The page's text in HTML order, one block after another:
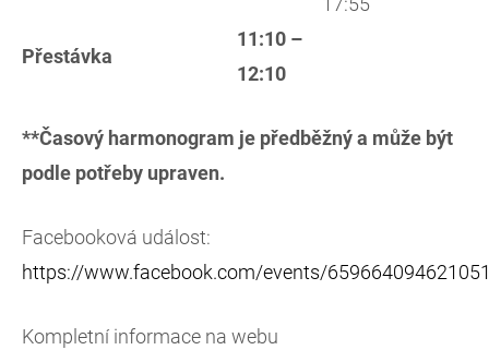
Přestávka
11:10 –
12:10
**Časový harmonogram je předběžný a může být
podle potřeby upraven.
Facebooková událost:
https://www.facebook.com/events/
Kompletní informace na webu